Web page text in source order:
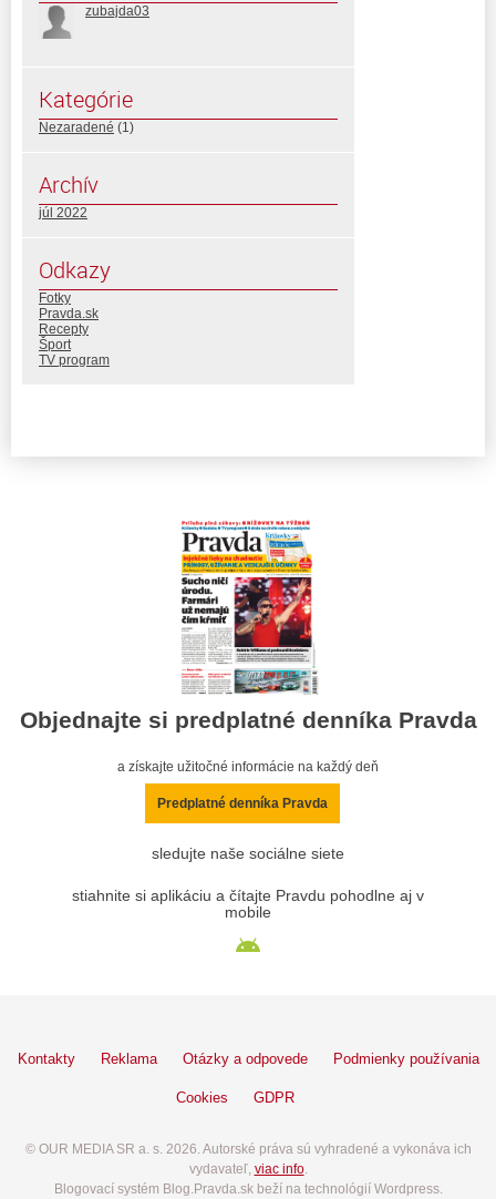
zubajda03
Kategórie
Nezaradené (1)
Archív
júl 2022
Odkazy
Fotky
Pravda.sk
Recepty
Šport
TV program
Objednajte si predplatné denníka Pravda
a získajte užitočné informácie na každý deň
Predplatné denníka Pravda
sledujte naše sociálne siete
stiahnite si aplikáciu a čítajte Pravdu pohodlne aj v
mobile
Kontakty Reklama Otázky a odpovede Podmienky používania
Cookies GDPR
© OUR MEDIA SR a. s. 2026. Autorské práva sú vyhradené a vykonáva ich
vydavateľ, viac info.
Blogovací systém Blog.Pravda.sk beží na technológií Wordpress.